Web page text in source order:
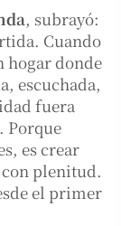
, subrayó:
Cuando
hogar donde
escuchada,
fuera
Porque
es crear
plenitud.
el primer